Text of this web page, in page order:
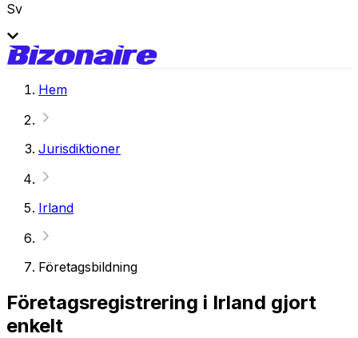
Sv
Hem
Jurisdiktioner
Irland
Företagsbildning
Företagsregistrering i Irland gjort
enkelt